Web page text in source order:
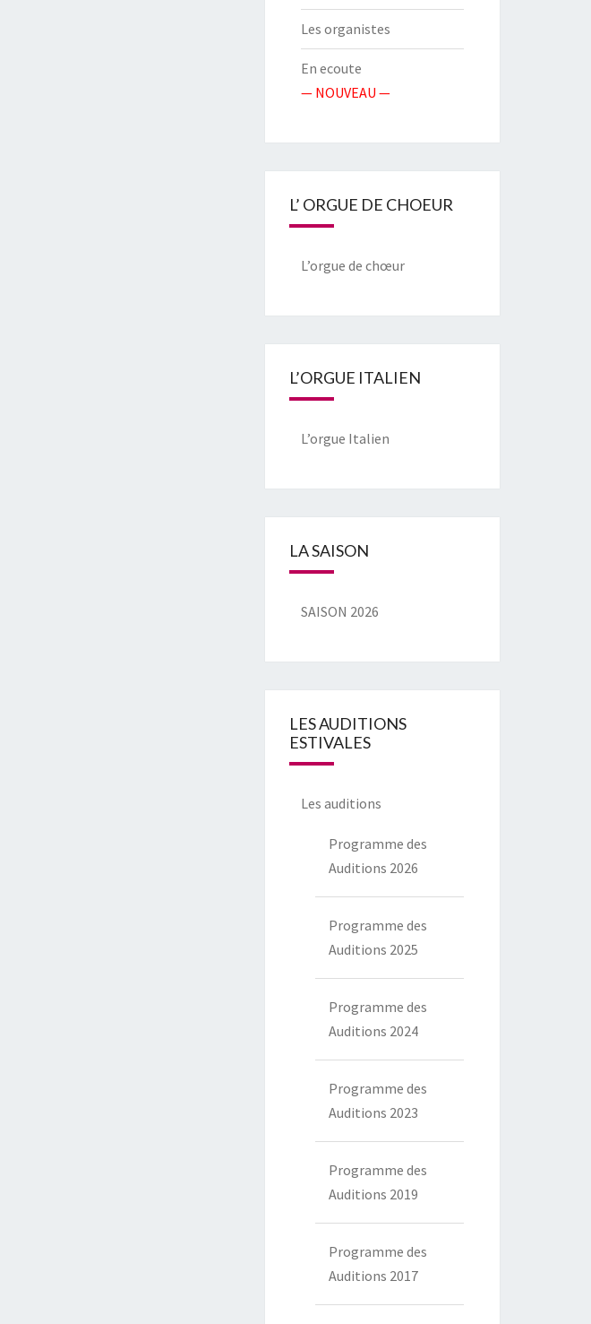
Les organistes
En ecoute
— NOUVEAU —
L’ ORGUE DE CHOEUR
L’orgue de chœur
L’ORGUE ITALIEN
L’orgue Italien
LA SAISON
SAISON 2026
LES AUDITIONS
ESTIVALES
Les auditions
Programme des
Auditions 2026
Programme des
Auditions 2025
Programme des
Auditions 2024
Programme des
Auditions 2023
Programme des
Auditions 2019
Programme des
Auditions 2017